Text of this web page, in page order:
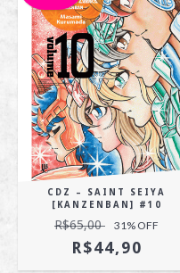
CDZ – SAINT SEIYA
[KANZENBAN] #10
R$65,00 31 % OFF
R$44,90